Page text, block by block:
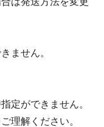
ません。
定ができません。
理解ください。